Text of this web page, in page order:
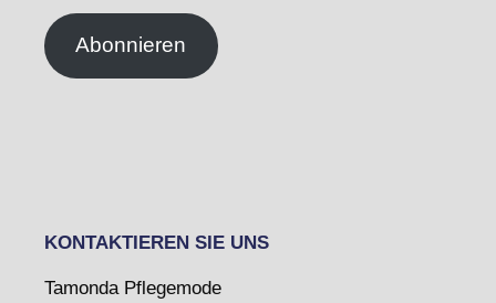
Abonnieren
KONTAKTIEREN SIE UNS
Tamonda Pflegemode